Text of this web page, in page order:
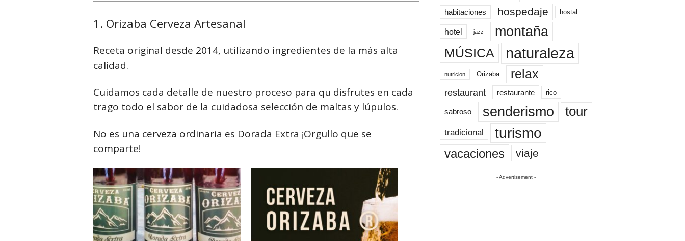
1. Orizaba Cerveza Artesanal
Receta original desde 2014, utilizando ingredientes de la más alta
calidad.
Cuidamos cada detalle de nuestro proceso para qu disfrutes en cada
trago todo el sabor de la cuidadosa selección de maltas y lúpulos.
No es una cerveza ordinaria es Dorada Extra ¡Orgullo que se
comparte!
habitaciones hospedaje hostal
hotel jazz montaña
MÚSICA naturaleza
nutricion Orizaba relax
restaurant restaurante rico
sabroso senderismo tour
tradicional turismo
vacaciones viaje
- Advertisement -